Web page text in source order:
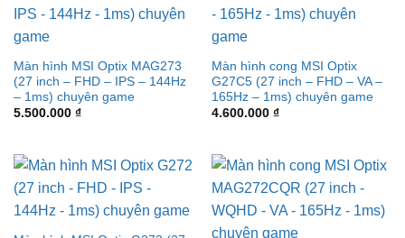
Màn hình MSI Optix MAG273
(27 inch – FHD – IPS – 144Hz
– 1ms) chuyên game
5.500.000 ₫
Màn hình cong MSI Optix
G27C5 (27 inch – FHD – VA –
165Hz – 1ms) chuyên game
4.600.000 ₫